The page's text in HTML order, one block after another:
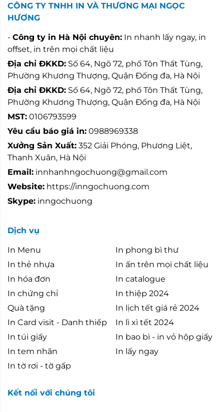
CÔNG TY TNHH IN VÀ THƯƠNG MẠI NGỌC
HƯƠNG
- Công ty in Hà Nội chuyên: In nhanh lấy ngay, in
offset, in trên mọi chất liệu
Địa chỉ ĐKKD: Số 64, Ngõ 72, phố Tôn Thất Tùng,
Phường Khương Thượng, Quận Đống đa, Hà Nội
Địa chỉ ĐKKD: Số 64, Ngõ 72, phố Tôn Thất Tùng,
Phường Khương Thượng, Quận Đống đa, Hà Nội
MST: 0106793599
Yêu cầu báo giá in: 0988969338
Xưởng Sản Xuất: 352 Giải Phóng, Phương Liệt,
Thanh Xuân, Hà Nội
Email: innhanhngochuong@gmail.com
Website: https://inngochuong.com
Skype: inngochuong
Dịch vụ
In Menu
In thẻ nhựa
In hóa đơn
In chứng chỉ
Quà tặng
In Card visit - Danh thiếp
In túi giấy
In tem nhãn
In tờ rơi - tờ gấp
In phong bì thư
In ấn trên mọi chất liệu
In catalogue
In thiệp 2024
In lịch tết giá rẻ 2024
In lì xì tết 2024
In bao bì - in vỏ hộp giấy
In lấy ngay
Kết nối với chúng tôi